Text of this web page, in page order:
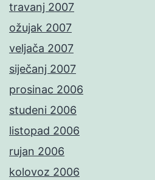
travanj 2007
ožujak 2007
veljača 2007
siječanj 2007
prosinac 2006
studeni 2006
listopad 2006
rujan 2006
kolovoz 2006